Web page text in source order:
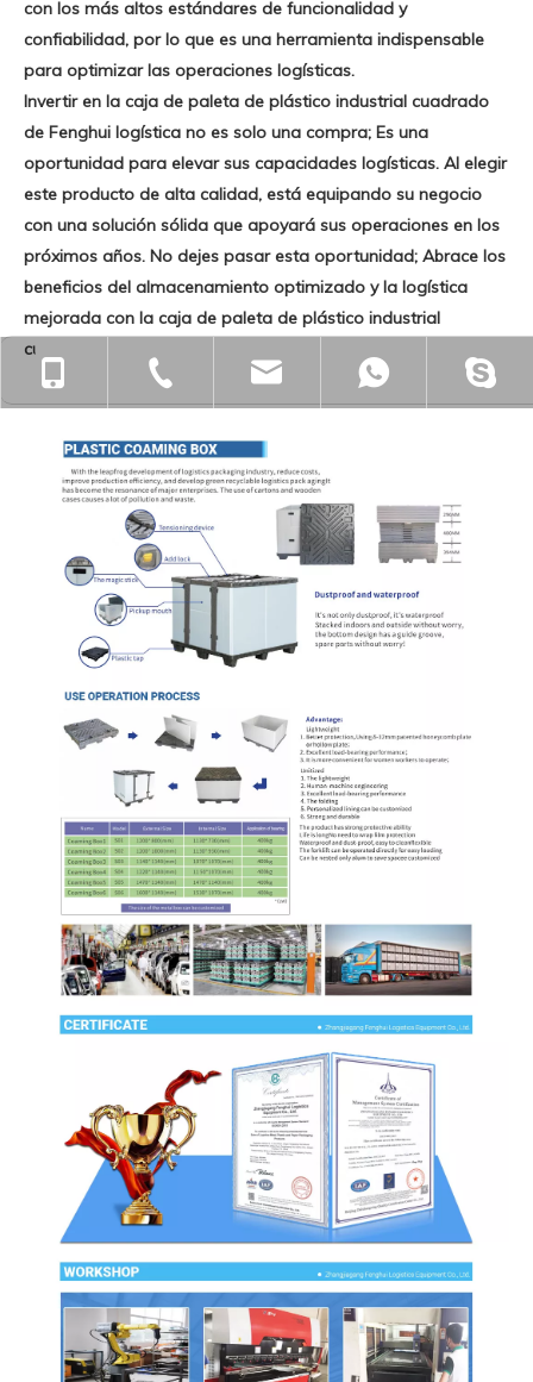
con los más altos estándares de funcionalidad y
confiabilidad, por lo que es una herramienta indispensable
para optimizar las operaciones logísticas.
Invertir en la caja de paleta de plástico industrial cuadrado
de Fenghui logística no es solo una compra; Es una
oportunidad para elevar sus capacidades logísticas. Al elegir
este producto de alta calidad, está equipando su negocio
con una solución sólida que apoyará sus operaciones en los
próximos años. No dejes pasar esta oportunidad; Abrace los
beneficios del almacenamiento optimizado y la logística
mejorada con la caja de paleta de plástico industrial
cuadrada.
+86-18901563989+86-512-55391251 +86-